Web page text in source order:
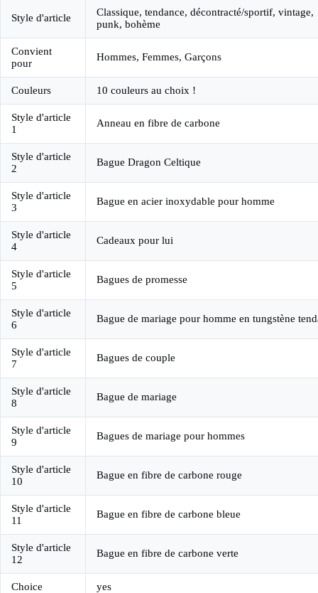
Style d'article
Classique, tendance, décontracté/sportif, vintage,
punk, bohème
Convient
pour
Hommes, Femmes, Garçons
Couleurs 10 couleurs au choix !
Style d'article
1
Anneau en fibre de carbone
Style d'article
2
Bague Dragon Celtique
Style d'article
3
Bague en acier inoxydable pour homme
Style d'article
4
Cadeaux pour lui
Style d'article
5
Bagues de promesse
Style d'article
6
Bague de mariage pour homme en tungstène
Style d'article
7
Bagues de couple
Style d'article
8
Bague de mariage
Style d'article
9
Bagues de mariage pour hommes
Style d'article
10
Bague en fibre de carbone rouge
Style d'article
11
Bague en fibre de carbone bleue
Style d'article
12
Bague en fibre de carbone verte
Choice yes